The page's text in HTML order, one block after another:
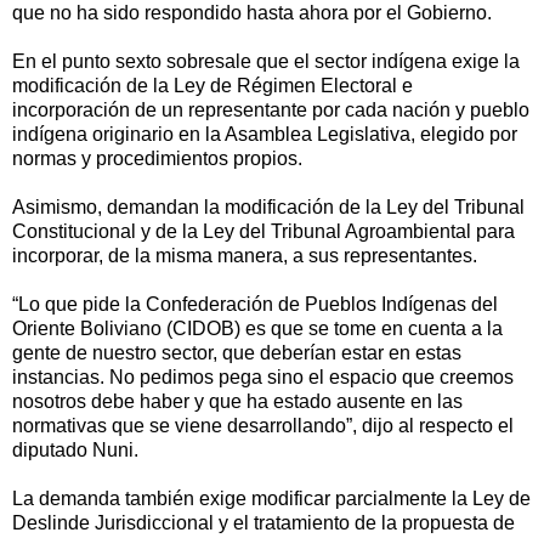
que no ha sido respondido hasta ahora por el Gobierno.
En el punto sexto sobresale que el sector indígena exige la
modificación de la Ley de Régimen Electoral e
incorporación de un representante por cada nación y pueblo
indígena originario en la Asamblea Legislativa, elegido por
normas y procedimientos propios.
Asimismo, demandan la modificación de la Ley del Tribunal
Constitucional y de la Ley del Tribunal Agroambiental para
incorporar, de la misma manera, a sus representantes.
“Lo que pide la Confederación de Pueblos Indígenas del
Oriente Boliviano (CIDOB) es que se tome en cuenta a la
gente de nuestro sector, que deberían estar en estas
instancias. No pedimos pega sino el espacio que creemos
nosotros debe haber y que ha estado ausente en las
normativas que se viene desarrollando”, dijo al respecto el
diputado Nuni.
La demanda también exige modificar parcialmente la Ley de
Deslinde Jurisdiccional y el tratamiento de la propuesta de